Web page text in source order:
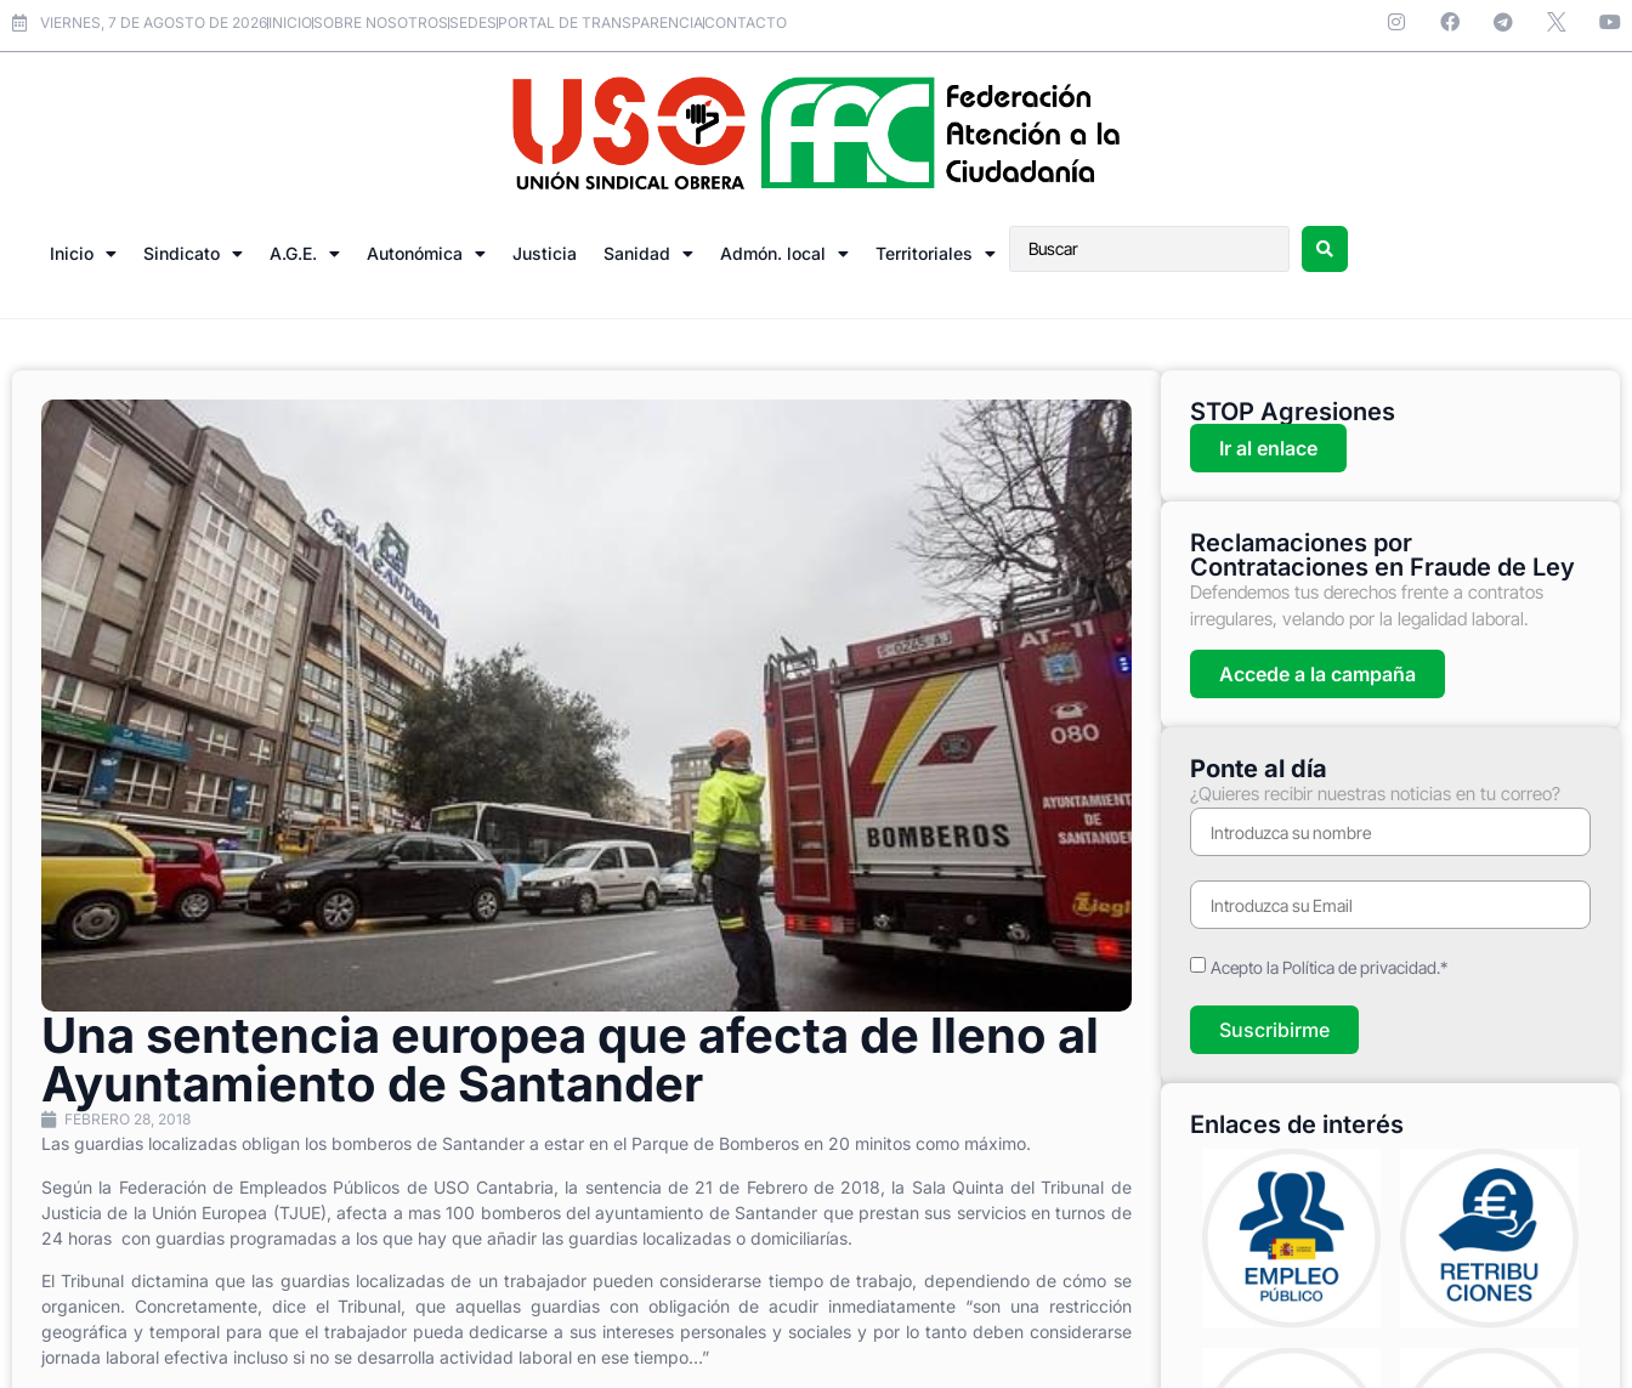
VIERNES, 7 DE AGOSTO DE 2026INICIOSOBRE NOSOTROSSEDESPORTAL DE TRANSPARENCIACONTACTO
Inicio Sindicato A.G.E. Autonómica Justicia Sanidad Admón. local Territoriales
Una sentencia europea que afecta de lleno al
Ayuntamiento de Santander
FEBRERO 28, 2018
Las guardias localizadas obligan los bomberos de Santander a estar en el Parque de Bomberos en 20 minitos como máximo.
Según la Federación de Empleados Públicos de USO Cantabria, la sentencia de 21 de Febrero de 2018, la Sala Quinta del Tribunal de
Justicia de la Unión Europea (TJUE), afecta a mas 100 bomberos del ayuntamiento de Santander que prestan sus servicios en turnos de
24 horas con guardias programadas a los que hay que añadir las guardias localizadas o domiciliarías.
El Tribunal dictamina que las guardias localizadas de un trabajador pueden considerarse tiempo de trabajo, dependiendo de cómo se
organicen. Concretamente, dice el Tribunal, que aquellas guardias con obligación de acudir inmediatamente “son una restricción
geográfica y temporal para que el trabajador pueda dedicarse a sus intereses personales y sociales y por lo tanto deben considerarse
jornada laboral efectiva incluso si no se desarrolla actividad laboral en ese tiempo…”
STOP Agresiones
Ir al enlace
Reclamaciones por
Contrataciones en Fraude de Ley
Defendemos tus derechos frente a contratos
irregulares, velando por la legalidad laboral.
Accede a la campaña
Ponte al día
¿Quieres recibir nuestras noticias en tu correo?
Acepto la Política de privacidad.*
Suscribirme
Enlaces de interés